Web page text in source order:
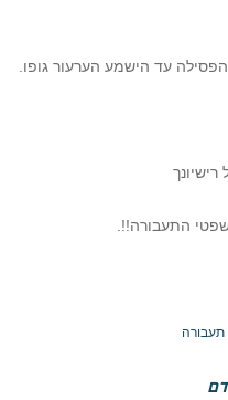
התעבורה!!.
תעבורה